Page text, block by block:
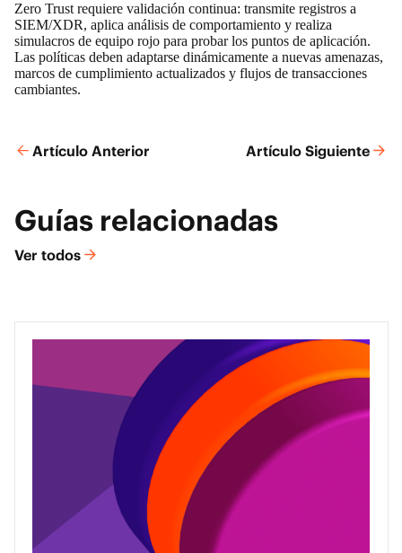
Zero Trust requiere validación continua: transmite registros a
SIEM/XDR, aplica análisis de comportamiento y realiza
simulacros de equipo rojo para probar los puntos de aplicación.
Las políticas deben adaptarse dinámicamente a nuevas amenazas,
marcos de cumplimiento actualizados y flujos de transacciones
cambiantes.
Artículo Anterior Artículo Siguiente
Guías relacionadas
Ver todos